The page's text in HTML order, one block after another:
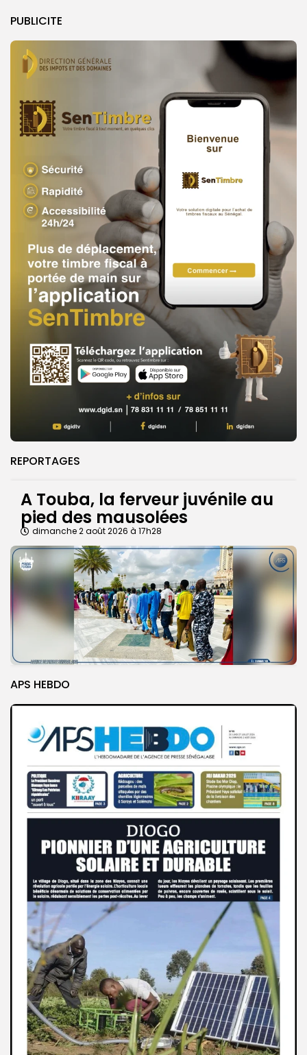
PUBLICITE
REPORTAGES
A Touba, la ferveur juvénile au
pied des mausolées
dimanche 2 août 2026 à 17h28
APS HEBDO